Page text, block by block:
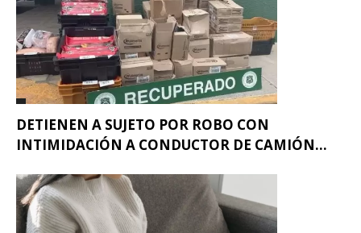
DETIENEN A SUJETO POR ROBO CON
INTIMIDACIÓN A CONDUCTOR DE CAMIÓN...